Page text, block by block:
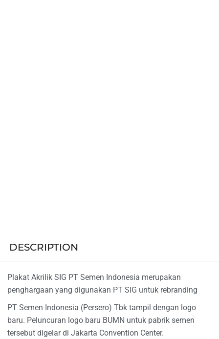
DESCRIPTION
Plakat Akrilik SIG PT Semen Indonesia merupakan
penghargaan yang digunakan PT SIG untuk rebranding
PT Semen Indonesia (Persero) Tbk tampil dengan logo
baru. Peluncuran logo baru BUMN untuk pabrik semen
tersebut digelar di Jakarta Convention Center.